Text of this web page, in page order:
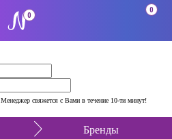
Менеджер свяжется с Вами в течение 10-ти минут!
0
0
Бренды